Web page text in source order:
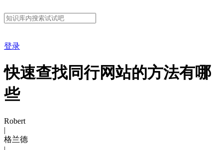
登录
快速查找同行网站的方法有哪
些
Robert
|
格兰德